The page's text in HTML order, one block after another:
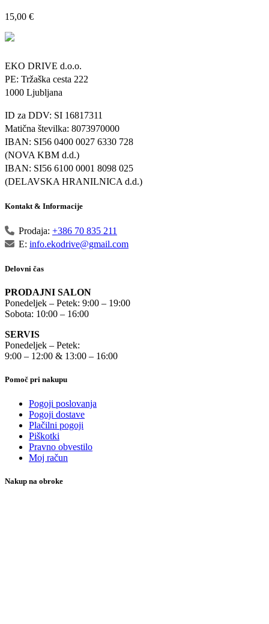
15,00 €
EKO DRIVE d.o.o.
PE: Tržaška cesta 222
1000 Ljubljana
ID za DDV: SI 16817311
Matična številka: 8073970000
IBAN: SI56 0400 0027 6330 728
(NOVA KBM d.d.)
IBAN: SI56 6100 0001 8098 025
(DELAVSKA HRANILNICA d.d.)
Kontakt & Informacije
Prodaja: +386 70 835 211
E: info.ekodrive@gmail.com
Delovni čas
PRODAJNI SALON
Ponedeljek – Petek: 9:00 – 19:00
Sobota: 10:00 – 16:00
SERVIS
Ponedeljek – Petek:
9:00 – 12:00 & 13:00 – 16:00
Pomoč pri nakupu
Pogoji poslovanja
Pogoji dostave
Plačilni pogoji
Piškotki
Pravno obvestilo
Moj račun
Nakup na obroke